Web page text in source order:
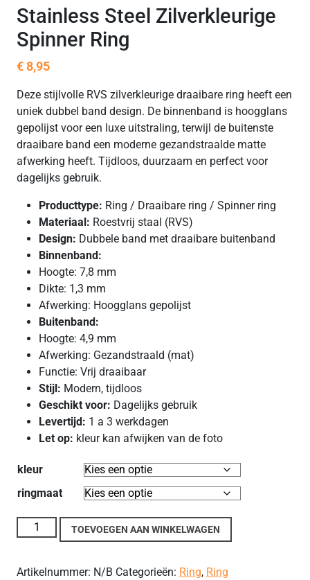
Stainless Steel Zilverkleurige
Spinner Ring
€8,95
Deze stijlvolle RVS zilverkleurige draaibare ring heeft een
uniek dubbel band design. De binnenband is hoogglans
gepolijst voor een luxe uitstraling, terwijl de buitenste
draaibare band een moderne gezandstraalde matte
afwerking heeft. Tijdloos, duurzaam en perfect voor
dagelijks gebruik.
Producttype: Ring / Draaibare ring / Spinner ring
Materiaal: Roestvrij staal (RVS)
Design: Dubbele band met draaibare buitenband
Binnenband:
Hoogte: 7,8 mm
Dikte: 1,3 mm
Afwerking: Hoogglans gepolijst
Buitenband:
Hoogte: 4,9 mm
Afwerking: Gezandstraald (mat)
Functie: Vrij draaibaar
Stijl: Modern, tijdloos
Geschikt voor: Dagelijks gebruik
Levertijd: 1 a 3 werkdagen
Let op: kleur kan afwijken van de foto
kleur
ringmaat
Stainless Steel Zilverkleurige Spinner Ring aantal
TOEVOEGEN AAN WINKELWAGEN
Artikelnummer: N/B Categorieën: Ring, Ring